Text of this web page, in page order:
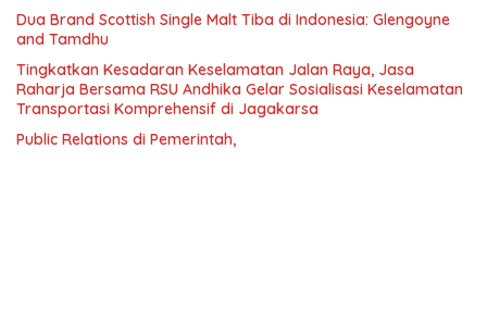
Dua Brand Scottish Single Malt Tiba di Indonesia: Glengoyne
and Tamdhu
Tingkatkan Kesadaran Keselamatan Jalan Raya, Jasa
Raharja Bersama RSU Andhika Gelar Sosialisasi Keselamatan
Transportasi Komprehensif di Jagakarsa
Public Relations di Pemerintah,